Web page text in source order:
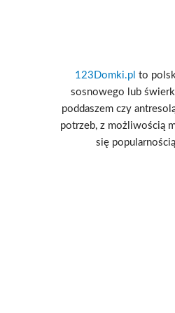
123Domki.pl to
sosnowego lub
poddaszem czy
potrzeb, z możliwością
się